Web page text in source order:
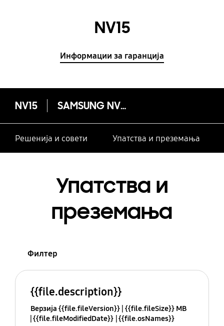
NV15
Информации за гаранција
NV15 SAMSUNG NV15
Решенија и совети Упатства и преземања
Упатства и
преземања
Филтер
{{file.description}}
Верзија {{file.fileVersion}} {{file.fileSize}} MB
{{file.fileModifiedDate}} {{file.osNames}}